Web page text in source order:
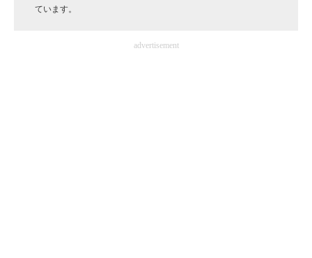
企業向けIT製品の総合サイト
ています。
advertisement